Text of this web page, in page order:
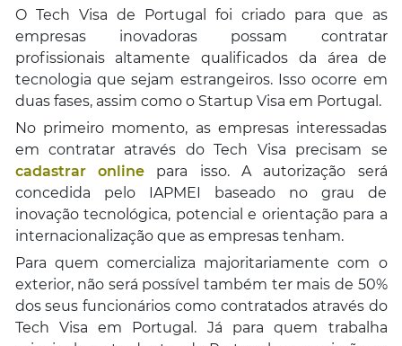
O Tech Visa de Portugal foi criado para que as
empresas inovadoras possam contratar
profissionais altamente qualificados da área de
tecnologia que sejam estrangeiros. Isso ocorre em
duas fases, assim como o Startup Visa em Portugal.
No primeiro momento, as empresas interessadas
em contratar através do Tech Visa precisam se
cadastrar online para isso. A autorização será
concedida pelo IAPMEI baseado no grau de
inovação tecnológica, potencial e orientação para a
internacionalização que as empresas tenham.
Para quem comercializa majoritariamente com o
exterior, não será possível também ter mais de 50%
dos seus funcionários como contratados através do
Tech Visa em Portugal. Já para quem trabalha